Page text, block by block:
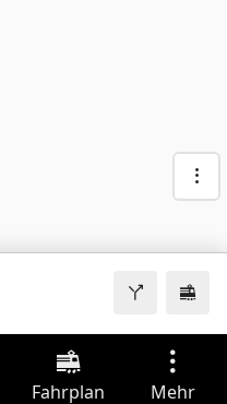
Fahrplan Mehr